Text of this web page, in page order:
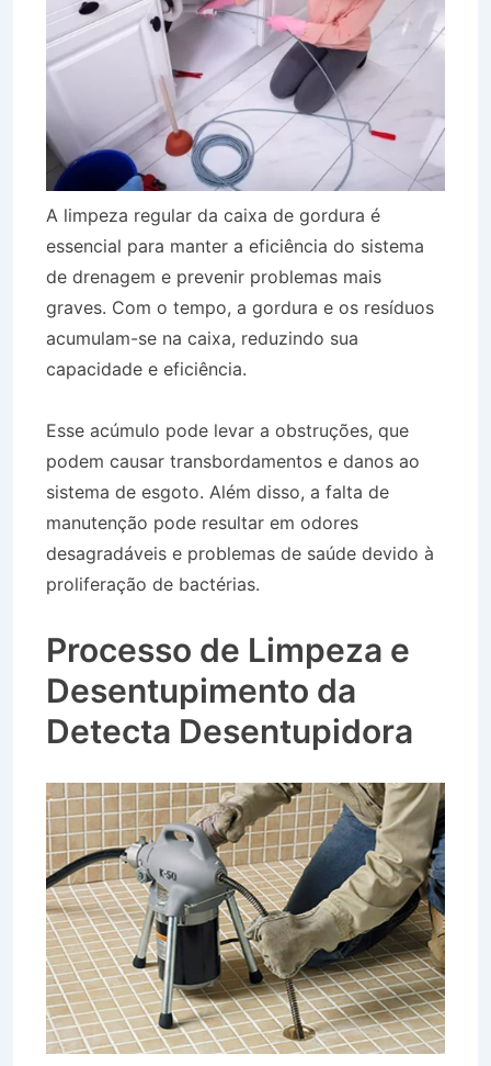
A limpeza regular da caixa de gordura é
essencial para manter a eficiência do sistema
de drenagem e prevenir problemas mais
graves. Com o tempo, a gordura e os resíduos
acumulam-se na caixa, reduzindo sua
capacidade e eficiência.
Esse acúmulo pode levar a obstruções, que
podem causar transbordamentos e danos ao
sistema de esgoto. Além disso, a falta de
manutenção pode resultar em odores
desagradáveis e problemas de saúde devido à
proliferação de bactérias.
Processo de Limpeza e
Desentupimento da
Detecta Desentupidora